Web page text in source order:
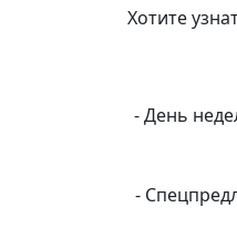
Хотите
- День
-